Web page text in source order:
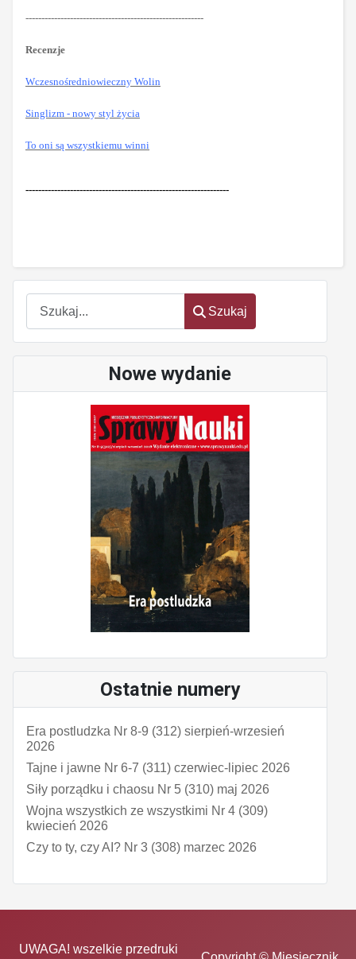
Szukaj
Szukaj
Nowe wydanie
Ostatnie numery
Era postludzka Nr 8-9 (312) sierpień-wrzesień
2026
Tajne i jawne Nr 6-7 (311) czerwiec-lipiec 2026
Siły porządku i chaosu Nr 5 (310) maj 2026
Wojna wszystkich ze wszystkimi Nr 4 (309)
kwiecień 2026
Czy to ty, czy AI? Nr 3 (308) marzec 2026
--------------------------------------------------------
Recenzje
Wczesnośredniowieczny Wolin
Singlizm - nowy styl życia
To oni są wszystkiemu winni
----------------------------------------------------------------
UWAGA! wszelkie przedruki